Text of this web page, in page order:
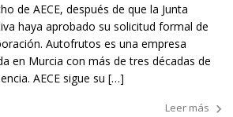
de AECE, después de que la Junta
haya aprobado su solicitud formal de
Autofrutos es una empresa
en Murcia con más de tres décadas de
AECE sigue su […]
Leer más